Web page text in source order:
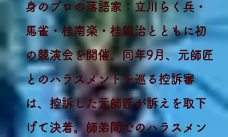
身のプロの落語家：立川らく兵・
馬雀・桂南楽・桂銀治とともに初
の競演会を開催。同年9月、元師匠
とのハラスメントを巡る控訴審
は、控訴した元師匠が訴えを取下
げて決着。師弟間でのハラスメン